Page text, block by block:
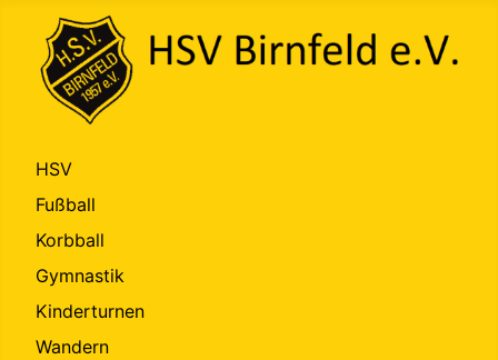
HSV
Fußball
Korbball
Gymnastik
Kinderturnen
Wandern